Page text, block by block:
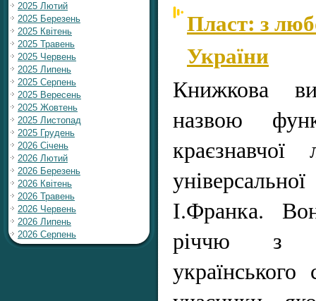
2025 Лютий
2025 Березень
2025 Квітень
2025 Травень
2025 Червень
2025 Липень
2025 Серпень
2025 Вересень
2025 Жовтень
2025 Листопад
2025 Грудень
2026 Січень
2026 Лютий
2026 Березень
2026 Квітень
2026 Травень
2026 Червень
2026 Липень
2026 Серпень
Пласт: з
України
Книжкова
назвою
краєзнавчої
І.Франка.
річчю з